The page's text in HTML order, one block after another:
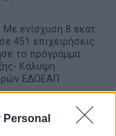
Personal
Με ενίσχυση 8 εκατ.
451 επιχειρήσεις
το πρόγραμμα
Κάλυψη
ΕΔΟΕΑΠ